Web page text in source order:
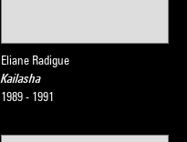
Eliane Radigue
Kailasha
1989 - 1991